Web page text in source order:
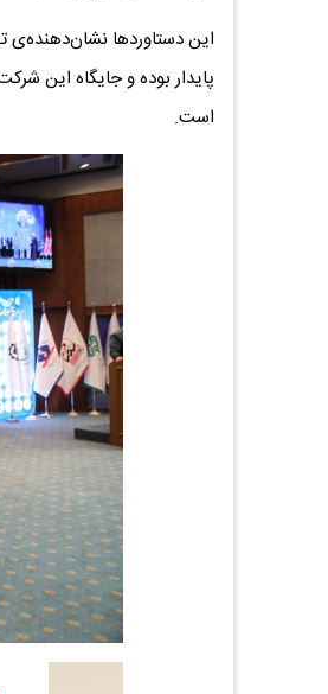
این دستاوردها
پایدار بوده و جایگاه این
است.